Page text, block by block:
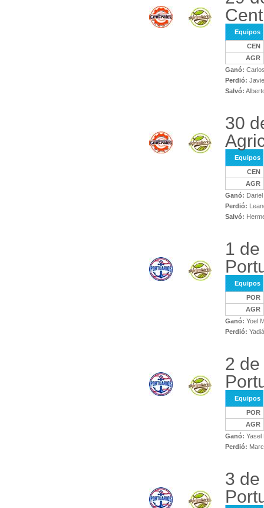
Equipos
CEN
AGR
Ganó:
Perdió:
Salvó:
30
Equipos
CEN
AGR
Ganó:
Perdió:
Salvó:
1
Equipos
POR
AGR
Ganó: Yoel
Perdió:
2
Equipos
POR
AGR
Ganó: Yasel
Perdió:
3